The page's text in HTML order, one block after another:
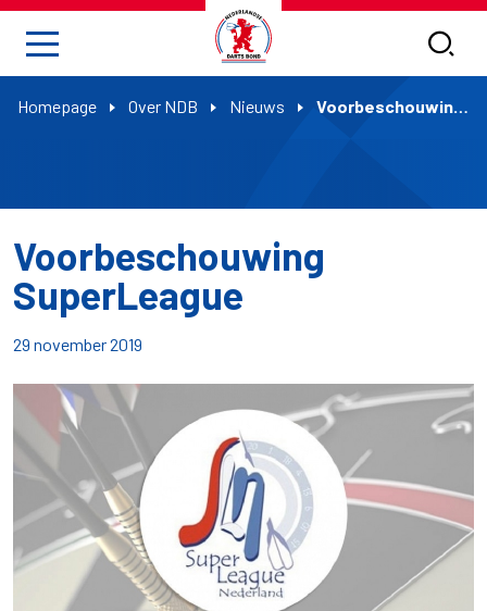
Homepage Over NDB Nieuws Voorbeschouwing SuperLeague
Voorbeschouwing
SuperLeague
29 november 2019